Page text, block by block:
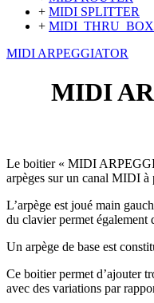
+ MIDI SPLITTER
+ MIDI_THRU_BOX
MIDI ARPEGGIATOR
MIDI
Le boitier « MIDI
arpèges sur un canal MIDI à
L’arpège est joué main
du clavier permet également
Un arpège de base est
Ce boitier permet d’ajouter
avec des variations par